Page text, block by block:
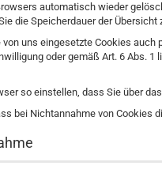
automatisch wieder
die Speicherdauer der
uns eingesetzte Cookies auch
oder gemäß Art. 6 Abs.
so einstellen, dass Sie über
bei Nichtannahme von Cookies